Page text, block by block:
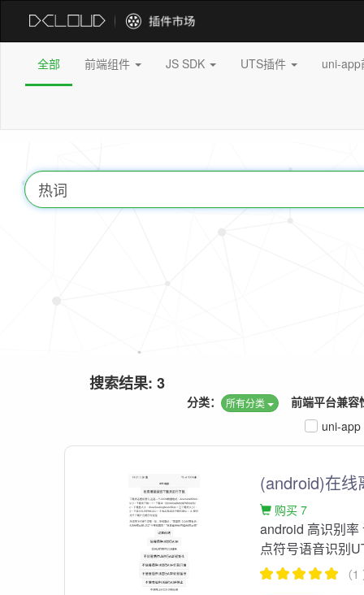
全部 前端组件 JS SDK UTS插件 uni-
搜索结果: 3
前端平台兼容
分类： 所有分类
uni-app
(android)在
购买 7
android 高识别
点符号语音识别
（